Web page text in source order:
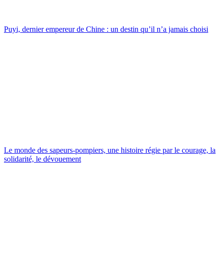
Puyi, dernier empereur de Chine : un destin qu’il n’a jamais choisi
Le monde des sapeurs-pompiers, une histoire régie par le courage, la
solidarité, le dévouement